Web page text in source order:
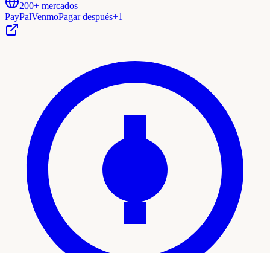
200+ mercados
PayPalVenmoPagar después+1